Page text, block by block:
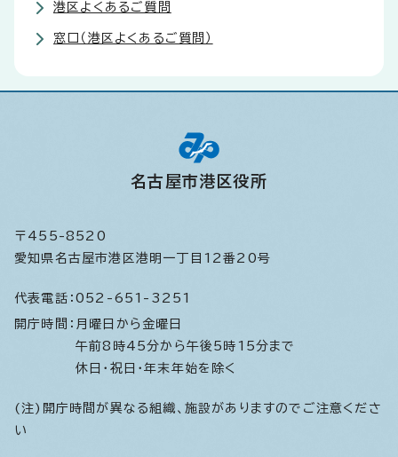
港区よくあるご質問
窓口（港区よくあるご質問）
名古屋市港区役所
〒455-8520
愛知県名古屋市港区港明一丁目12番20号
代表電話： 052-651-3251
開庁時間： 月曜日から金曜日
午前8時45分から午後5時15分まで
休日・祝日・年末年始を除く
(注)開庁時間が異なる組織、施設がありますのでご注意くださ
い